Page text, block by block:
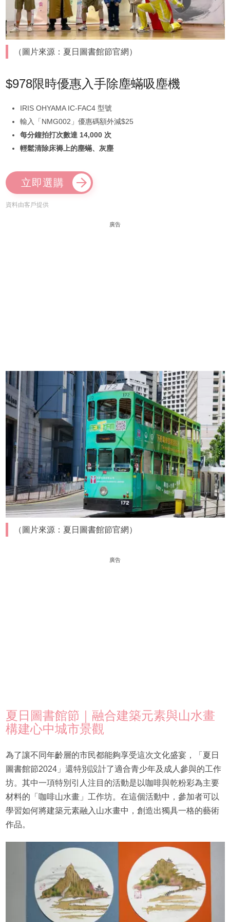
（圖片來源：夏日圖書館節官網）
$978限時優惠入手除塵蟎吸塵機
IRIS OHYAMA IC-FAC4 型號
輸入「NMG002」優惠碼額外減$25
每分鐘拍打次數達 14,000 次
輕鬆清除床褥上的塵蟎、灰塵
立即選購
資料由客戶提供
廣告
（圖片來源：夏日圖書館節官網）
廣告
夏日圖書館節｜融合建築元素與山水畫
構建心中城市景觀
為了讓不同年齡層的市民都能夠享受這次文化盛宴，「夏日
圖書館節2024」還特別設計了適合青少年及成人參與的工作
坊。其中一項特別引人注目的活動是以咖啡與乾粉彩為主要
材料的「咖啡山水畫」工作坊。在這個活動中，參加者可以
學習如何將建築元素融入山水畫中，創造出獨具一格的藝術
作品。